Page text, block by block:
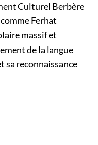
Culturel Berbère
Ferhat
massif et
de la langue
sa reconnaissance